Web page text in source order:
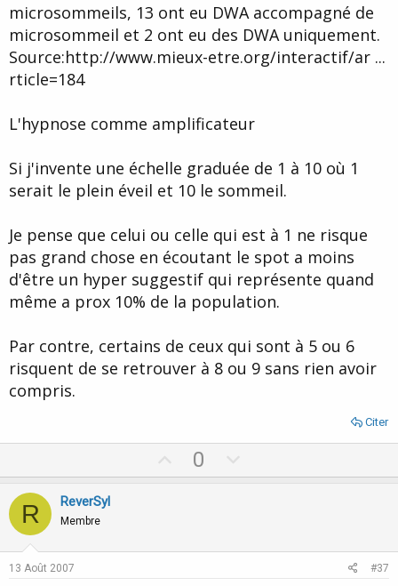
microsommeils, 13 ont eu DWA accompagné de
microsommeil et 2 ont eu des DWA uniquement.
Source:http://www.mieux-etre.org/interactif/ar ...
rticle=184
L'hypnose comme amplificateur
Si j'invente une échelle graduée de 1 à 10 où 1
serait le plein éveil et 10 le sommeil.
Je pense que celui ou celle qui est à 1 ne risque
pas grand chose en écoutant le spot a moins
d'être un hyper suggestif qui représente quand
même a prox 10% de la population.
Par contre, certains de ceux qui sont à 5 ou 6
risquent de se retrouver à 8 ou 9 sans rien avoir
compris.
Citer
p
0
o
R ReverSyl
Membre
13 Août 2007 #37